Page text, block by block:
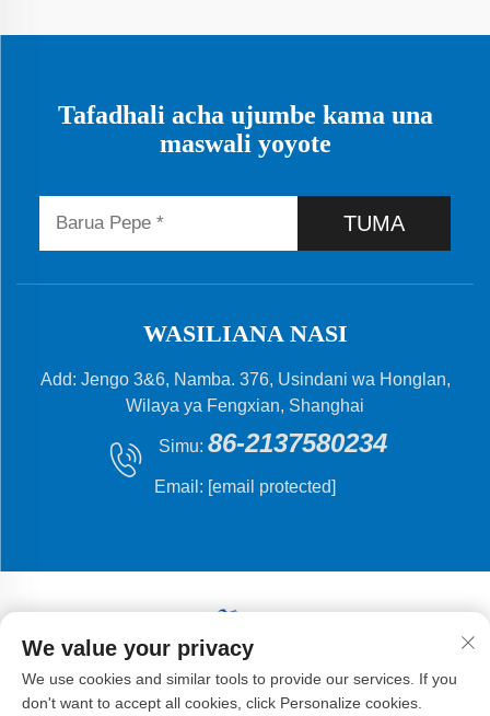
Tafadhali acha ujumbe kama una
maswali yoyote
TUMA
WASILIANA NASI
Add: Jengo 3&6, Namba. 376, Usindani wa Honglan,
Wilaya ya Fengxian, Shanghai
Simu: 86-2137580234
Email: [email protected]
Hakiki © 2024 Shanghai Flying Fish Machinery
Manufacturing Co.,Ltd .
We value your privacy
We use cookies and similar tools to provide our services. If you
don't want to accept all cookies, click Personalize cookies.